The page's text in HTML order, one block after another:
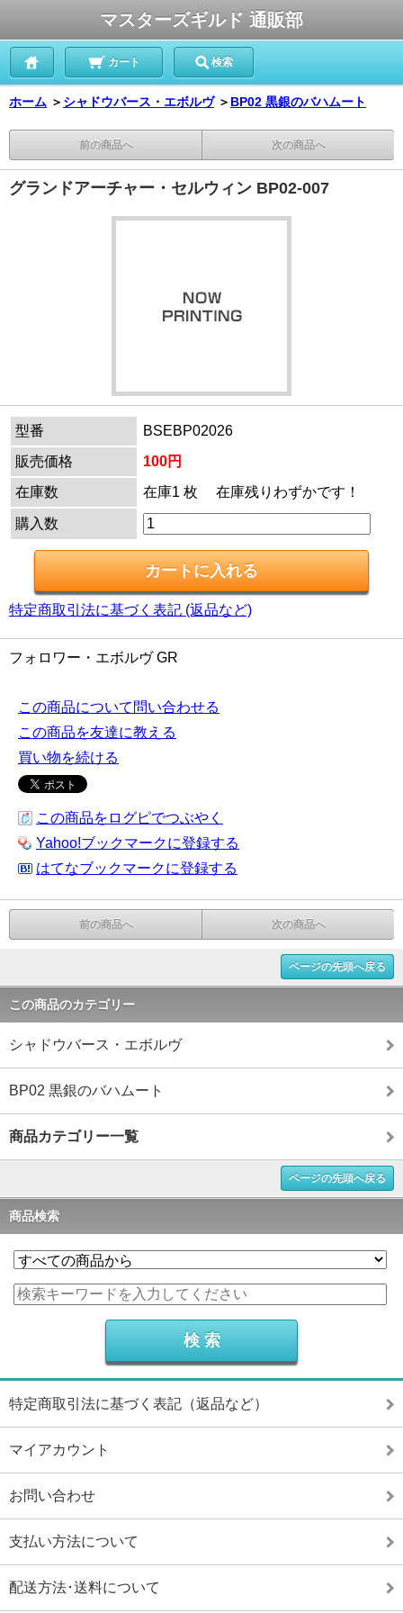
マスターズギルド 通販部
カート 検索
ホーム ＞ シャドウバース・エボルヴ ＞ BP02 黒銀のバハムート
前の商品へ 次の商品へ
グランドアーチャー・セルウィン BP02-007
型番
BSEBP02026
販売価格
100円
在庫数
在庫1 枚 在庫残りわずかです！
購入数
特定商取引法に基づく表記 (返品など)
フォロワー・エボルヴ GR
この商品について問い合わせる
この商品を友達に教える
買い物を続ける
この商品をログピでつぶやく
Yahoo!ブックマークに登録する
はてなブックマークに登録する
前の商品へ 次の商品へ
ページの先頭へ戻る
この商品のカテゴリー
シャドウバース・エボルヴ
BP02 黒銀のバハムート
商品カテゴリー一覧
ページの先頭へ戻る
商品検索
特定商取引法に基づく表記（返品など）
マイアカウント
お問い合わせ
支払い方法について
配送方法･送料について